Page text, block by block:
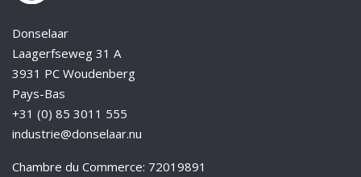
Donselaar
Laagerfseweg 31 A
3931 PC Woudenberg
Pays-Bas
+31 (0) 85 3011 555
industrie@donselaar.nu
Chambre du Commerce: 72019891